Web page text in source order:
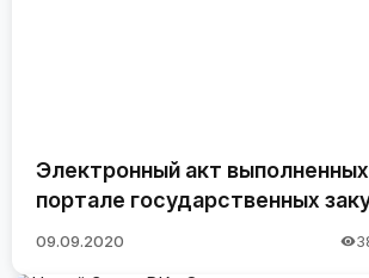
Электронный акт
портале государственных
09.09.2020